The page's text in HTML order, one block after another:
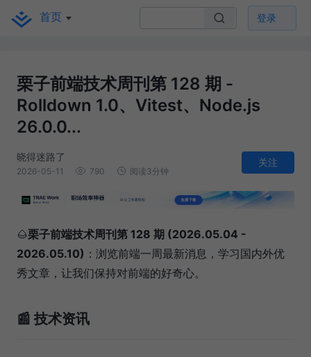
首页 登录
栗子前端技术周刊第 128 期 -
Rolldown 1.0、Vitest、Node.js
26.0.0...
晓得迷路了
2026-05-11 790 阅读3分钟
关注
🌰栗子前端技术周刊第 128 期 (2026.05.04 -
2026.05.10) ：浏览前端一周最新消息，学习国内外优
秀文章，让我们保持对前端的好奇心。
📰 技术资讯